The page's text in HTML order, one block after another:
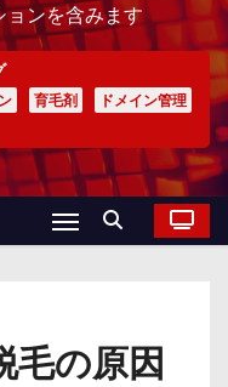
ョンを含みます
育毛剤
ドメイン管理
毛の原因